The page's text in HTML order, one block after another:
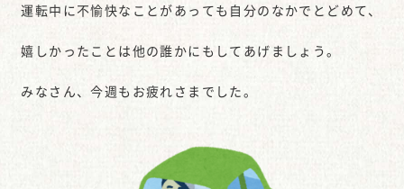
運転中に不愉快なことがあっても自分のなかでとどめて、
嬉しかったことは他の誰かにもしてあげましょう。
みなさん、今週もお疲れさまでした。